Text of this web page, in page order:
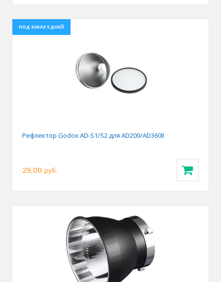
ПОД ЗАКАЗ 5 ДНЕЙ
Рефлектор Godox AD-S1/S2 для AD200/AD360II
29,00 руб.